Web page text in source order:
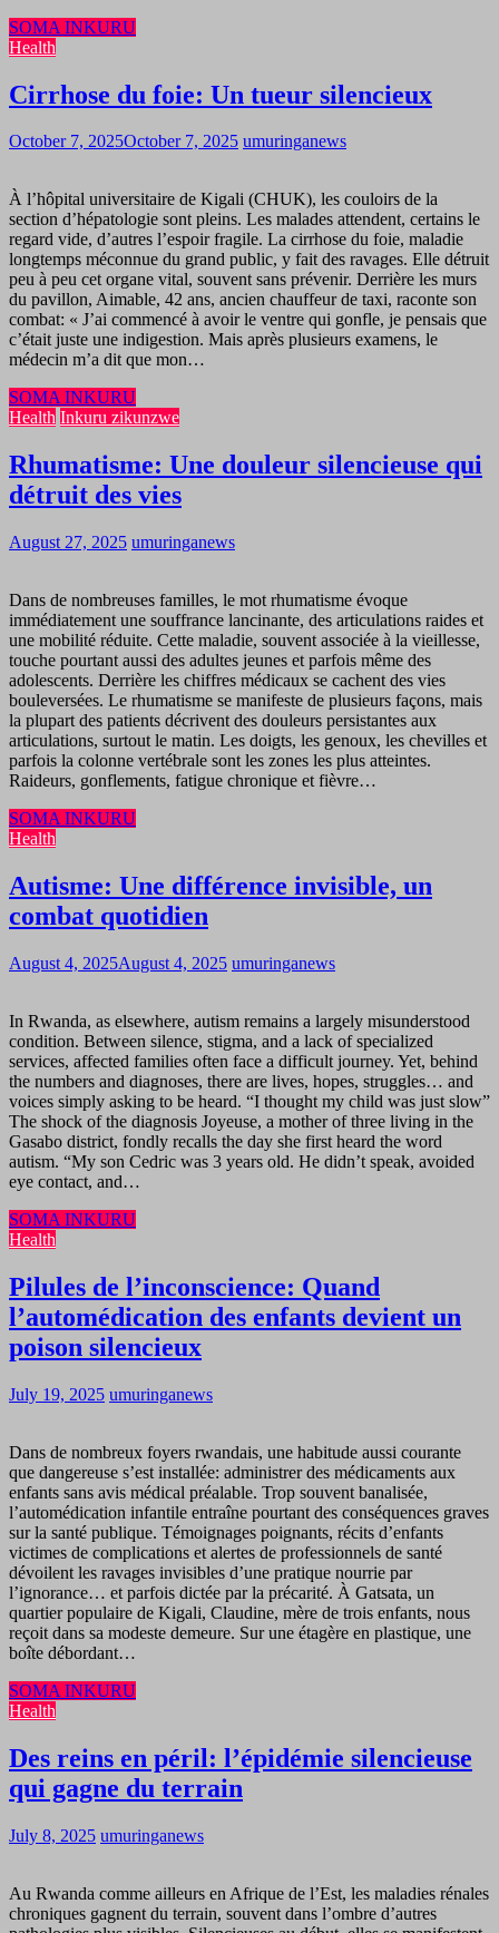
SOMA INKURU
Health
Cirrhose du foie: Un tueur silencieux
October 7, 2025October 7, 2025 umuringanews
À l’hôpital universitaire de Kigali (CHUK), les couloirs de la
section d’hépatologie sont pleins. Les malades attendent, certains le
regard vide, d’autres l’espoir fragile. La cirrhose du foie, maladie
longtemps méconnue du grand public, y fait des ravages. Elle détruit
peu à peu cet organe vital, souvent sans prévenir. Derrière les murs
du pavillon, Aimable, 42 ans, ancien chauffeur de taxi, raconte son
combat: « J’ai commencé à avoir le ventre qui gonfle, je pensais que
c’était juste une indigestion. Mais après plusieurs examens, le
médecin m’a dit que mon…
SOMA INKURU
Health Inkuru zikunzwe
Rhumatisme: Une douleur silencieuse qui
détruit des vies
August 27, 2025 umuringanews
Dans de nombreuses familles, le mot rhumatisme évoque
immédiatement une souffrance lancinante, des articulations raides et
une mobilité réduite. Cette maladie, souvent associée à la vieillesse,
touche pourtant aussi des adultes jeunes et parfois même des
adolescents. Derrière les chiffres médicaux se cachent des vies
bouleversées. Le rhumatisme se manifeste de plusieurs façons, mais
la plupart des patients décrivent des douleurs persistantes aux
articulations, surtout le matin. Les doigts, les genoux, les chevilles et
parfois la colonne vertébrale sont les zones les plus atteintes.
Raideurs, gonflements, fatigue chronique et fièvre…
SOMA INKURU
Health
Autisme: Une différence invisible, un
combat quotidien
August 4, 2025August 4, 2025 umuringanews
In Rwanda, as elsewhere, autism remains a largely misunderstood
condition. Between silence, stigma, and a lack of specialized
services, affected families often face a difficult journey. Yet, behind
the numbers and diagnoses, there are lives, hopes, struggles… and
voices simply asking to be heard. “I thought my child was just slow”
The shock of the diagnosis Joyeuse, a mother of three living in the
Gasabo district, fondly recalls the day she first heard the word
autism. “My son Cedric was 3 years old. He didn’t speak, avoided
eye contact, and…
SOMA INKURU
Health
Pilules de l’inconscience: Quand
l’automédication des enfants devient un
poison silencieux
July 19, 2025 umuringanews
Dans de nombreux foyers rwandais, une habitude aussi courante
que dangereuse s’est installée: administrer des médicaments aux
enfants sans avis médical préalable. Trop souvent banalisée,
l’automédication infantile entraîne pourtant des conséquences graves
sur la santé publique. Témoignages poignants, récits d’enfants
victimes de complications et alertes de professionnels de santé
dévoilent les ravages invisibles d’une pratique nourrie par
l’ignorance… et parfois dictée par la précarité. À Gatsata, un
quartier populaire de Kigali, Claudine, mère de trois enfants, nous
reçoit dans sa modeste demeure. Sur une étagère en plastique, une
boîte débordant…
SOMA INKURU
Health
Des reins en péril: l’épidémie silencieuse
qui gagne du terrain
July 8, 2025 umuringanews
Au Rwanda comme ailleurs en Afrique de l’Est, les maladies rénales
chroniques gagnent du terrain, souvent dans l’ombre d’autres